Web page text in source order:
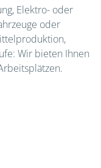
Elektro- oder
oder
Wir bieten Ihnen